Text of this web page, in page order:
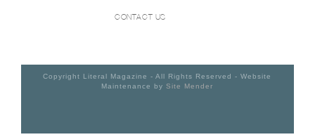
CONTACT US
Copyright Literal Magazine - All Rights Reserved - Website
Maintenance bySite Mender